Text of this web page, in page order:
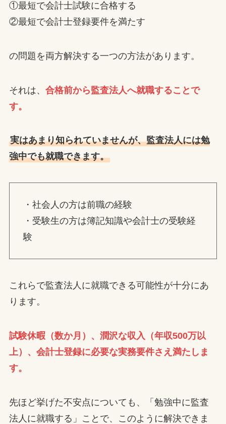
①最短で会計士試験に合格する
②最短で会計士登録要件を満たす
の問題を両方解決する一つの方法があります。
それは、 合格前から監査法人へ就職することで
す。
実はあまり知られていませんが、監査法人には勉
強中でも就職できます。
・社会人の方は前職の経験
・受験生の方は簿記知識や会計士の受験経
験
これらで監査法人に就職できる可能性が十分にあ
ります。
試験休暇（数か月）、潤沢な収入（年収500万以
上）、会計士登録に必要な実務要件さえ満たしま
す。
先ほど挙げた不安点についても、「勉強中に監査
法人に就職する」ことで、このように解決できま